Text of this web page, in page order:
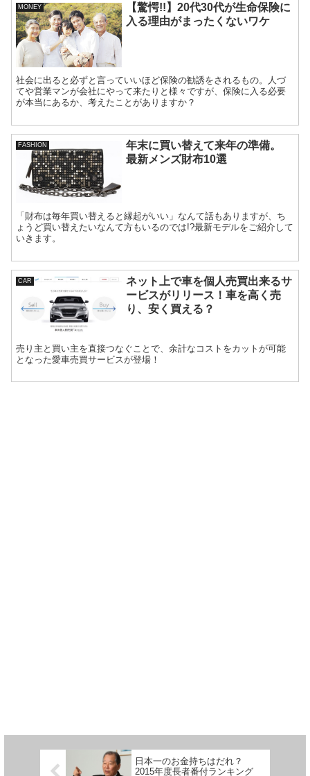
MONEY
【驚愕!!】20代30代が生命保険に
入る理由がまったくないワケ
社会に出ると必ずと言っていいほど保険の勧誘をされるもの。人づ
てや営業マンが会社にやって来たりと様々ですが、保険に入る必要
が本当にあるか、考えたことがありますか？
FASHION
年末に買い替えて来年の準備。
最新メンズ財布10選
「財布は毎年買い替えると縁起がいい」なんて話もありますが、ち
ょうど買い替えたいなんて方もいるのでは!?最新モデルをご紹介して
いきます。
CAR
ネット上で車を個人売買出来るサ
ービスがリリース！車を高く売
り、安く買える？
売り主と買い主を直接つなぐことで、余計なコストをカットが可能
となった愛車売買サービスが登場！
日本一のお金持ちはだれ？
2015年度長者番付ランキング